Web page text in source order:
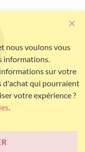
du groupe
nous voulons vous
informations.
sur votre
d'achat qui pourraient
votre expérience ?
.